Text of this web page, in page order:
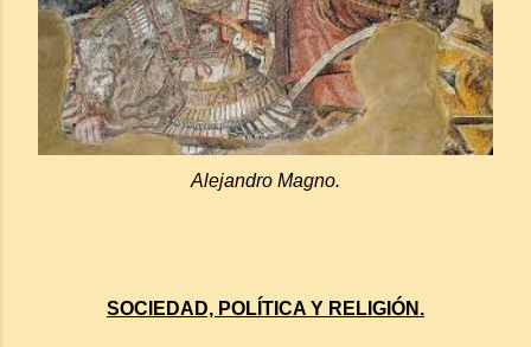
Alejandro Magno.
SOCIEDAD, POLÍTICA Y RELIGIÓN.